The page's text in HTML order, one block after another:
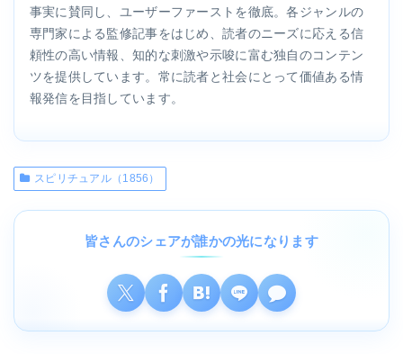
事実に賛同し、ユーザーファーストを徹底。各ジャンルの
専門家による監修記事をはじめ、読者のニーズに応える信
頼性の高い情報、知的な刺激や示唆に富む独自のコンテン
ツを提供しています。常に読者と社会にとって価値ある情
報発信を目指しています。
スピリチュアル（1856）
皆さんのシェアが誰かの光になります